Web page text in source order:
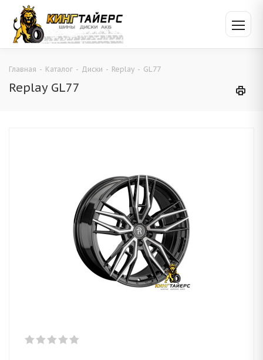
Главная - Каталог - Диски - Replay - GL77
Replay GL77